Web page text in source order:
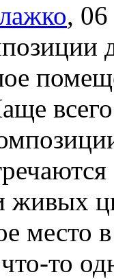
,
живых
место
то